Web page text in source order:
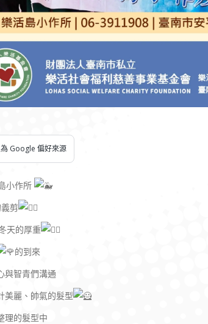
Google 偏好來源
小作所
剪
天的厚重
的到來
與智青們溝通
美麗、帥氣的髮型
理的髮型中